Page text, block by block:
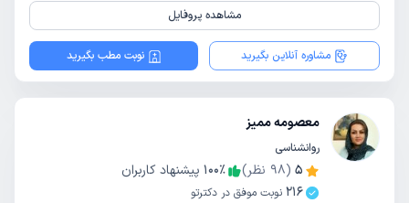
مشاهده پروفایل
مشاوره آنلاین بگیرید نوبت مطب بگیرید
معصومه ممیز
روانشناسی
5
(
98 نظر) 100٪
پیشنهاد کاربران
216 نوبت موفق در دکترتو